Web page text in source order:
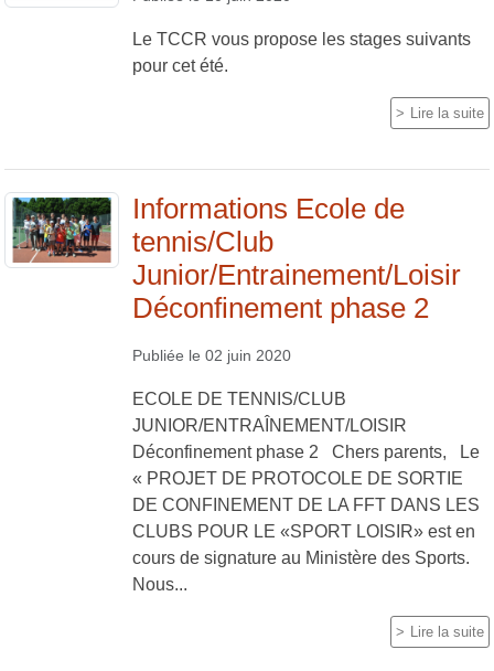
Le TCCR vous propose les stages suivants
pour cet été.
Lire la suite
Informations Ecole de
tennis/Club
Junior/Entrainement/Loisir
Déconfinement phase 2
Publiée le 02 juin 2020
ECOLE DE TENNIS/CLUB
JUNIOR/ENTRAÎNEMENT/LOISIR
Déconfinement phase 2 Chers parents, Le
« PROJET DE PROTOCOLE DE SORTIE
DE CONFINEMENT DE LA FFT DANS LES
CLUBS POUR LE «SPORT LOISIR» est en
cours de signature au Ministère des Sports.
Nous...
Lire la suite